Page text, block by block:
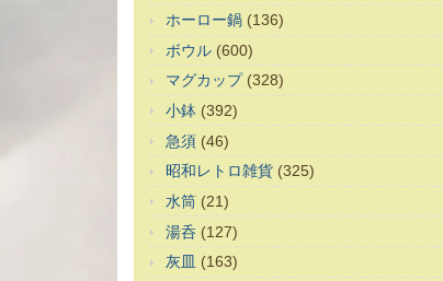
ホーロー鍋 (136)
ボウル (600)
マグカップ(328)
小鉢 (392)
急須 (46)
昭和レトロ雑貨 (325)
水筒 (21)
湯呑 (127)
灰皿 (163)